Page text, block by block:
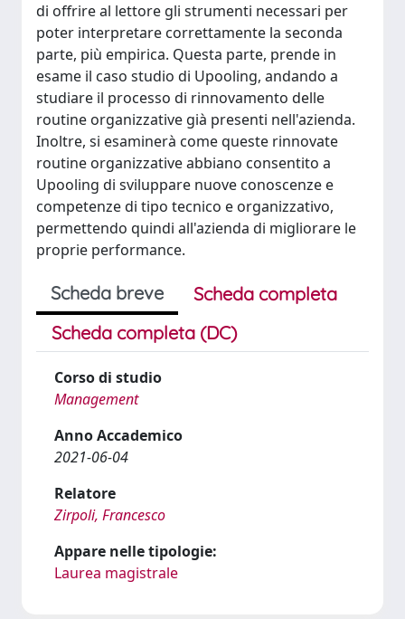
di offrire al lettore gli strumenti necessari per
poter interpretare correttamente la seconda
parte, più empirica. Questa parte, prende in
esame il caso studio di Upooling, andando a
studiare il processo di rinnovamento delle
routine organizzative già presenti nell'azienda.
Inoltre, si esaminerà come queste rinnovate
routine organizzative abbiano consentito a
Upooling di sviluppare nuove conoscenze e
competenze di tipo tecnico e organizzativo,
permettendo quindi all'azienda di migliorare le
proprie performance.
Scheda breve
Scheda completa
Scheda completa (DC)
Corso di studio
Management
Anno Accademico
2021-06-04
Relatore
Zirpoli, Francesco
Appare nelle tipologie:
Laurea magistrale